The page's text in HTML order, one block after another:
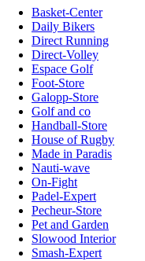
Basket-Center
Daily Bikers
Direct Running
Direct-Volley
Espace Golf
Foot-Store
Galopp-Store
Golf and co
Handball-Store
House of Rugby
Made in Paradis
Nauti-wave
On-Fight
Padel-Expert
Pecheur-Store
Pet and Garden
Slowood Interior
Smash-Expert